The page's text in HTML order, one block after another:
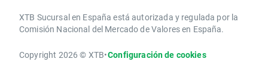
XTB Sucursal en España está autorizada y regulada por la
Comisión Nacional del Mercado de Valores en España.
Copyright 2026 © XTB•Configuración de cookies